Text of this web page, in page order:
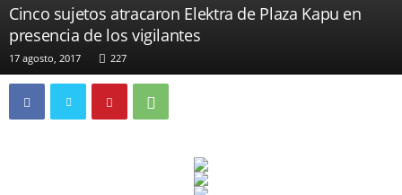
Cinco sujetos atracaron Elektra de Plaza Kapu en
presencia de los vigilantes
17 agosto, 2017 227